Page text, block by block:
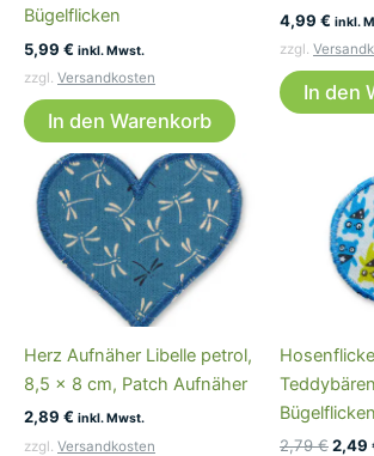
Bügelflicken
5,99 € inkl. Mwst.
zzgl. Versandkosten
In den Warenkorb
4,99 € inkl.
zzgl.
In den
Herz Aufnäher Libelle petrol,
8,5 x 8 cm, Patch Aufnäher
2,89 € inkl. Mwst.
zzgl. Versandkosten 2,79€2,49